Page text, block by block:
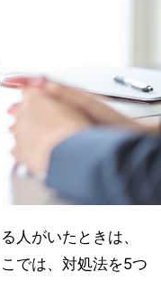
人がいたときは、
では、対処法を5つ